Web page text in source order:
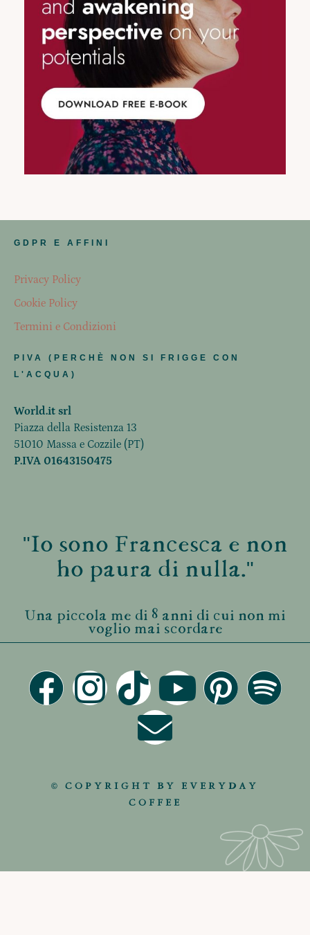
GDPR E AFFINI
Privacy Policy
Cookie Policy
Termini e Condizioni
PIVA (PERCHÈ NON SI FRIGGE CON
L'ACQUA)
World.it srl
Piazza della Resistenza 13
51010 Massa e Cozzile (PT)
P.IVA 01643150475
"Io sono Francesca e non
ho paura di nulla."
Una piccola me di 8 anni di cui non mi
voglio mai scordare
© COPYRIGHT BY EVERYDAY
COFFEE